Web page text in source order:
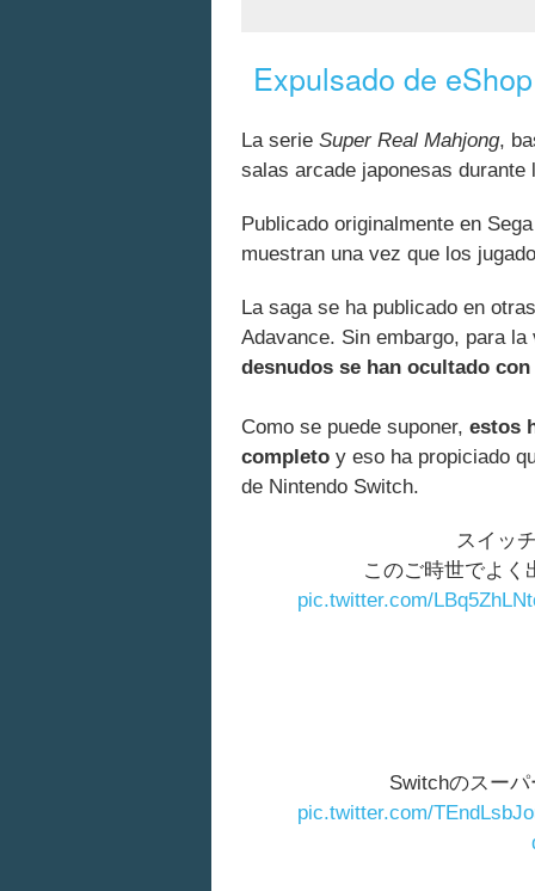
Expulsado de
La serie Super Real Mahjong,
salas arcade japonesas durante
Publicado originalmente en
muestran una vez que los
La saga se ha publicado en
Adavance. Sin embargo, para
desnudos se han ocultado
Como se puede suponer, estos
completo y eso ha propiciado
de Nintendo Switch.
スイッ
このご時世でよく
pic.twitter.com/
Switchのスー
pic.twitter.com/